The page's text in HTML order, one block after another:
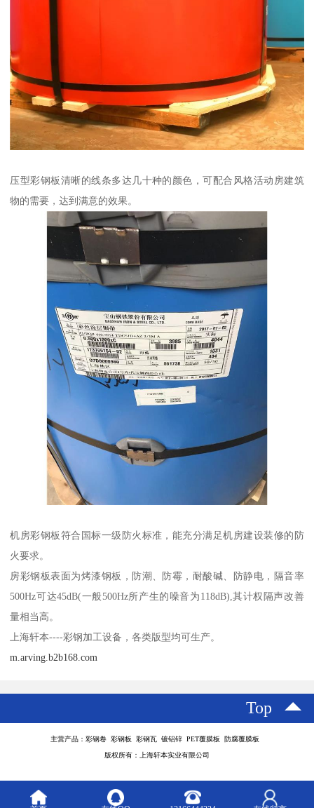
压型彩钢板清晰的线条多达几十种的颜色，可配合风格活动房建筑
物的需要，达到满意的效果。
机房彩钢板符合国标一级防火标准，能充分满足机房建设装修的防
火要求。
房彩钢板表面为烤漆钢板，防潮、防霉，耐酸碱、防静电，隔音率
500Hz可达45dB(一般500Hz所产生的噪音为118dB),其计权隔声改善
量相当高。
上海轩本----彩钢加工设备，各类版型均可生产。
m.arving.b2b168.com
Top
主营产品：彩钢卷 彩钢板 彩钢瓦 镀铝锌 PET覆膜板 防腐覆膜板
版权所有：上海轩本实业有限公司